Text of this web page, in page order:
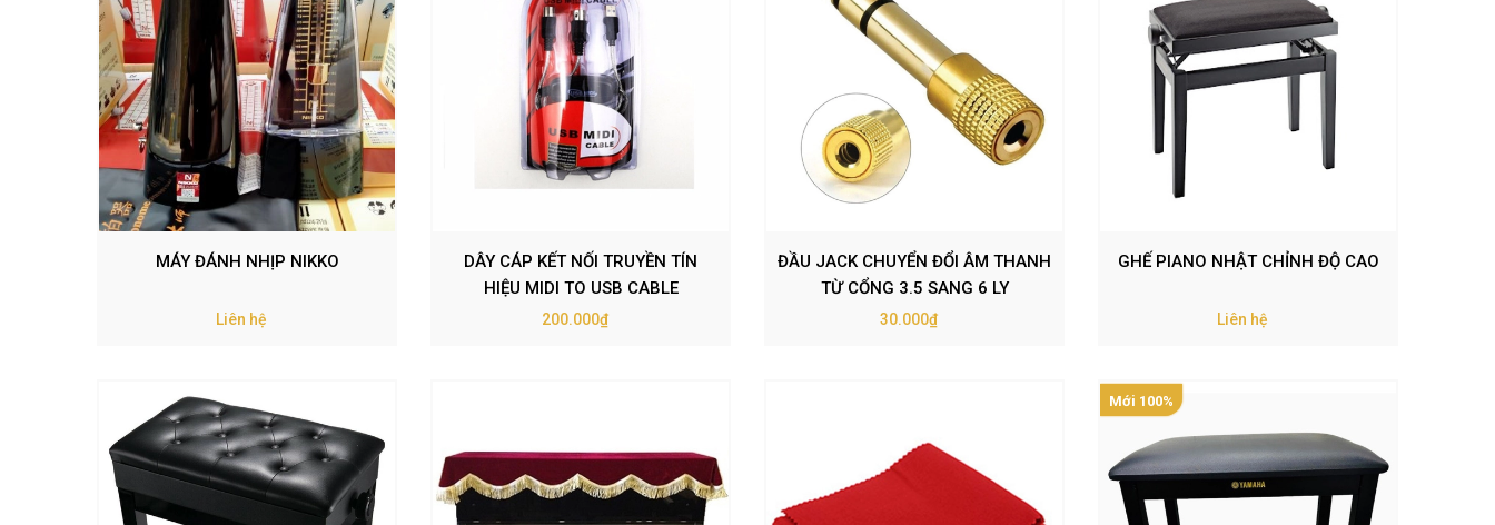
MÁY ĐÁNH NHỊP NIKKO
Liên hệ
DÂY CÁP KẾT NỐI TRUYỀN TÍN
HIỆU MIDI TO USB CABLE
200.000₫
ĐẦU JACK CHUYỂN ĐỔI ÂM THANH
TỪ CỔNG 3.5 SANG 6 LY
30.000₫
GHẾ PIANO NHẬT CHỈNH ĐỘ CAO
Liên hệ
Mới 100%